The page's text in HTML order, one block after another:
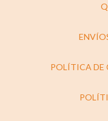
POLÍTICA DE